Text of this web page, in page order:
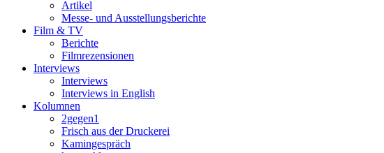
Artikel
Messe- und Ausstellungsberichte
Film & TV
Berichte
Filmrezensionen
Interviews
Interviews
Interviews in English
Kolumnen
2gegen1
Frisch aus der Druckerei
Kamingespräch